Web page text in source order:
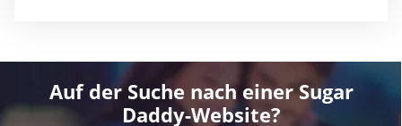
Auf der Suche nach einer Sugar
Daddy-Website?